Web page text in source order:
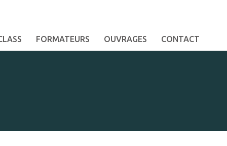
FORMATEURS OUVRAGES CONTACT